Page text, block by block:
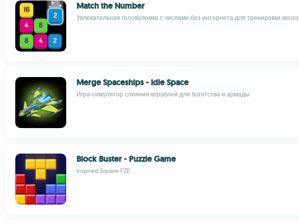
Match the Number
Увлекательная головоломка с числами без интернета для тренировки мозга
Merge Spaceships - Idle Space
Игра-симулятор слияния кораблей для богатства и армады
Block Buster - Puzzle Game
Inspired Square FZE